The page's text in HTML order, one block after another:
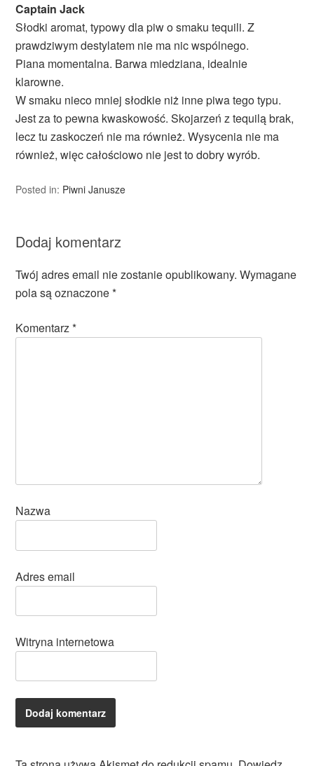
Captain Jack
Słodki aromat, typowy dla piw o smaku tequili. Z
prawdziwym destylatem nie ma nic wspólnego.
Piana momentalna. Barwa miedziana, idealnie
klarowne.
W smaku nieco mniej słodkie niż inne piwa tego typu.
Jest za to pewna kwaskowość. Skojarzeń z tequilą brak,
lecz tu zaskoczeń nie ma również. Wysycenia nie ma
również, więc całościowo nie jest to dobry wyrób.
Posted in: Piwni Janusze
Dodaj komentarz
Twój adres email nie zostanie opublikowany. Wymagane
pola są oznaczone*
Komentarz*
Nazwa
Adres email
Witryna internetowa